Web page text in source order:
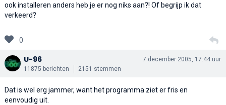
ook installeren anders heb je er nog niks aan?! Of begrijp ik dat
verkeerd?
0
U-96
11875 berichten 2151 stemmen
7 december 2005, 17:44 uur
Dat is wel erg jammer, want het programma ziet er fris en
eenvoudig uit.